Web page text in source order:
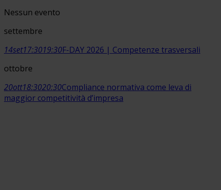
Nessun evento
settembre
14set17:3019:30F-DAY 2026 | Competenze trasversali
ottobre
20ott18:3020:30Compliance normativa come leva di
maggior competitività d’impresa